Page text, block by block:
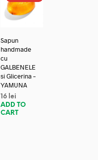
Sapun
handmade
cu
GALBENELE
si Glicerina –
YAMUNA
16 lei
ADD TO
CART